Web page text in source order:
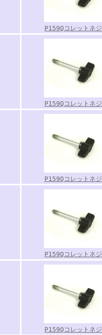
P159Qコレットネジ
P159Qコレットネジ
P159Qコレットネジ
P159Qコレットネジ
P159Qコレットネジ